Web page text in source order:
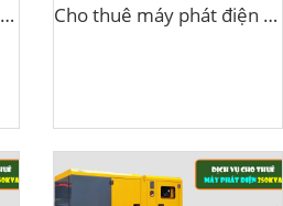
Cho thuê máy phát điện 600kva Cho thuê máy phát điện 500kva